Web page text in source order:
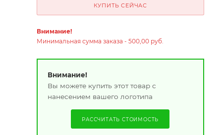
КУПИТЬ СЕЙЧАС
Внимание!
Минимальная сумма заказа - 500,00 руб.
Внимание!
Вы можете купить этот товар с
нанесением вашего логотипа
РАССЧИТАТЬ СТОИМОСТЬ